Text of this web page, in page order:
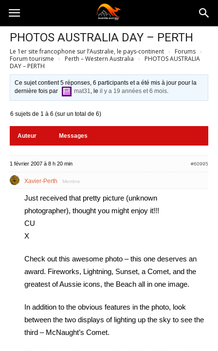
Australia-
australie.com
PHOTOS AUSTRALIA DAY – PERTH
Le 1er site francophone sur l’Australie, le pays-continent › Forums ›
Forum tourisme › Perth – Western Australia ›
PHOTOS AUSTRALIA
DAY – PERTH
Ce sujet contient 5 réponses, 6 participants et a été mis à jour pour la
dernière fois par
mat31, leil y a 19 années et 6 mois.
6 sujets de 1 à 6 (sur un total de 6)
Auteur Messages
1 février 2007 à 8 h 20 min #60995
Xavier-Perth Membre
Just received that pretty picture (unknown
photographer), thought you might enjoy it!!!
CU
X
Check out this awesome photo – this one deserves an
award. Fireworks, Lightning, Sunset, a Comet, and the
greatest of Aussie icons, the Beach all in one image.
In addition to the obvious features in the photo, look
between the two displays of lighting up the sky to see the
third – McNaught’s Comet.